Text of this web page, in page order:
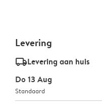
Levering
delivery_standard_v2Levering aan huis
Do 13 Aug
Standaard